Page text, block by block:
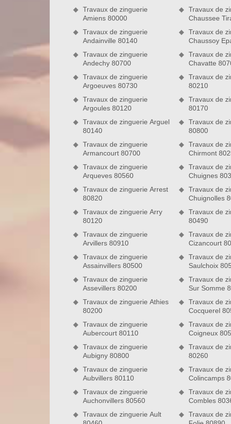
Couvreur zingueur expert
Pour l’exécution d’un projet de zinguerie,
permet au réalisateur des travaux de savoir
présenter. Dans la zone du 80 Somme, il y a notre
toute les connaissances utiles que nous
interventions. Nous sommes totalement capables
surtout pas à nous faire confiance.
Une entreprise fiable pour réaliser des
Seuls les couvreurs passionnés sont aptes à faire
de suivre des étapes bien précises et de savoir
interventions en zinguerie. Comme Nord Artois est
d’une équipe de zingueurs certifiés et passionnés
interventions, votre habitation sera, non
esthétique.
Les activités principales de
Hormis les travaux de zinguerie, l’entreprise de
nettoyage et démoussage de toiture, la pose et
ravalement de façades, la réparation de toiture
nous charger de vos travaux de pose et rénovation
votre projet si ce dernier entre dans le cadre de nos
ses environs.
Des travaux de zinguerie dans le 80
Travaux de zinguerie
Amiens 80000
Travaux de zinguerie
Andainville 80140
Travaux de zinguerie
Andechy 80700
Travaux de zinguerie
Argoeuves 80730
Travaux de zinguerie
Argoules 80120
Travaux de zinguerie Arguel
80140
Travaux de zinguerie
Armancourt 80700
Travaux de zinguerie
Arqueves 80560
Travaux de zinguerie Arrest
80820
Travaux de zinguerie Arry
80120
Travaux de zinguerie
Arvillers 80910
Travaux de zinguerie
Assainvillers 80500
Travaux de zinguerie
Assevillers 80200
Travaux de zinguerie Athies
80200
Travaux de zinguerie
Aubercourt 80110
Travaux de zinguerie
Aubigny 80800
Travaux de zinguerie
Aubvillers 80110
Travaux de zinguerie
Auchonvillers 80560
Travaux de zinguerie Ault
Travaux de
Chaussee
Travaux de
Chaussoy
Travaux de
Chavatte
Travaux de
80210
Travaux de
80170
Travaux de
80800
Travaux de
Chirmont
Travaux de
Chuignes
Travaux de
Chuignolles
Travaux de
80490
Travaux de
Cizancourt
Travaux de
Saulchoix
Travaux de
Sur Somme
Travaux de
Cocquerel
Travaux de
Coigneux
Travaux de
80260
Travaux de
Colincamps
Travaux de
Combles
Travaux de